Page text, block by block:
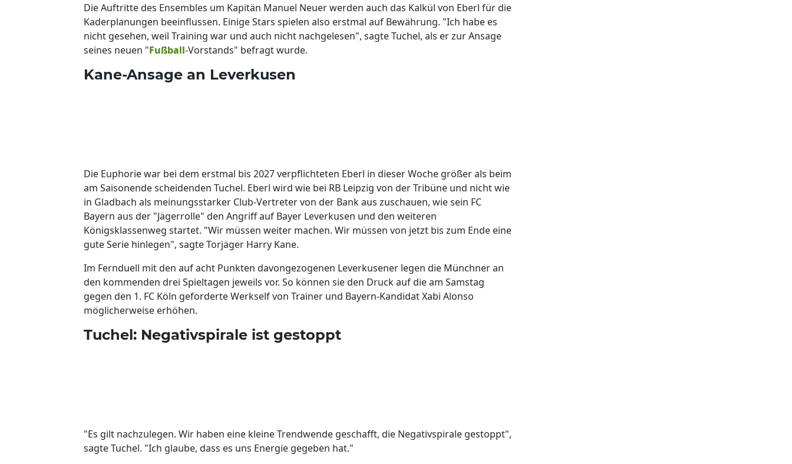
Die Auftritte des Ensembles um Kapitän Manuel Neuer werden auch das Kalkül von Eberl für die
Kaderplanungen beeinflussen. Einige Stars spielen also erstmal auf Bewährung. "Ich habe es
nicht gesehen, weil Training war und auch nicht nachgelesen", sagte Tuchel, als er zur Ansage
seines neuen "Fußball-Vorstands" befragt wurde.
Kane-Ansage an Leverkusen
Die Euphorie war bei dem erstmal bis 2027 verpflichteten Eberl in dieser Woche größer als beim
am Saisonende scheidenden Tuchel. Eberl wird wie bei RB Leipzig von der Tribüne und nicht wie
in Gladbach als meinungsstarker Club-Vertreter von der Bank aus zuschauen, wie sein FC
Bayern aus der "Jägerrolle" den Angriff auf Bayer Leverkusen und den weiteren
Königsklassenweg startet. "Wir müssen weiter machen. Wir müssen von jetzt bis zum Ende eine
gute Serie hinlegen", sagte Torjäger Harry Kane.
Im Fernduell mit den auf acht Punkten davongezogenen Leverkusener legen die Münchner an
den kommenden drei Spieltagen jeweils vor. So können sie den Druck auf die am Samstag
gegen den 1. FC Köln geforderte Werkself von Trainer und Bayern-Kandidat Xabi Alonso
möglicherweise erhöhen.
Tuchel: Negativspirale ist gestoppt
"Es gilt nachzulegen. Wir haben eine kleine Trendwende geschafft, die Negativspirale gestoppt",
sagte Tuchel. "Ich glaube, dass es uns Energie gegeben hat."